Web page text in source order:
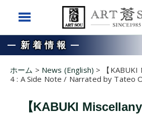
新着情報
ホーム > News (English) >
【
4 : A Side Note / Narrated by Tateo
【KABUKI